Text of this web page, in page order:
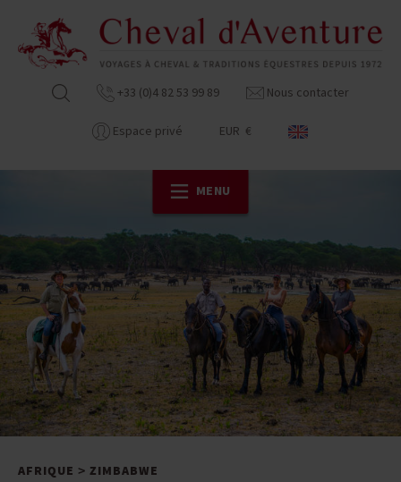
+33 (0)4 82 53 99 89 Nous contacter
Espace privé EUR €
MENU
AFRIQUE > ZIMBABWE